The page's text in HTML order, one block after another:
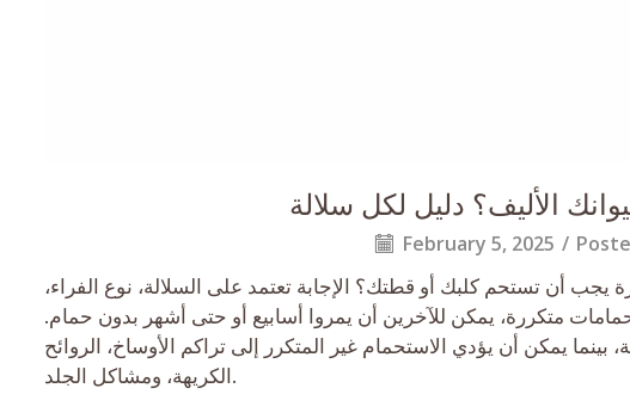
الأليف؟ دليل لكل سلالة
February 5, 2025 /
أن تستحم كلبك أو قطتك؟ الإجابة تعتمد على السلالة، نوع الفراء،
حمامات متكررة، يمكن للآخرين أن يمروا أسابيع أو حتى أشهر بدون حمام.
يمكن أن يؤدي الاستحمام غير المتكرر إلى تراكم الأوساخ، الروائح
الكريهة، ومشاكل الجلد.